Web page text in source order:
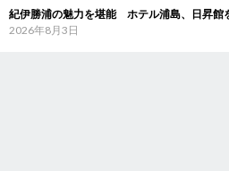
紀伊勝浦の魅力を堪能 ホテル浦島、日昇館
2026年8月3日